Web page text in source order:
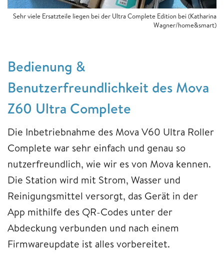
Sehr viele Ersatzteile liegen bei der Ultra Complete Edition bei (Katharina
Wagner/home&smart)
Bedienung &
Benutzerfreundlichkeit des Mova
Z60 Ultra Complete
Die Inbetriebnahme des Mova V60 Ultra Roller
Complete war sehr einfach und genau so
nutzerfreundlich, wie wir es von Mova kennen.
Die Station wird mit Strom, Wasser und
Reinigungsmittel versorgt, das Gerät in der
App mithilfe des QR-Codes unter der
Abdeckung verbunden und nach einem
Firmwareupdate ist alles vorbereitet.